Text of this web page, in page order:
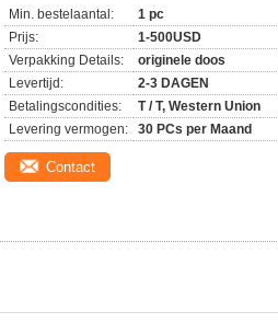
Min. bestelaantal:
1 pc
Prijs:
1-500USD
Verpakking Details:
originele doos
Levertijd:
2-3 DAGEN
Betalingscondities:
T / T, Western Union
Levering vermogen:
30 PCs per Maand
Contact